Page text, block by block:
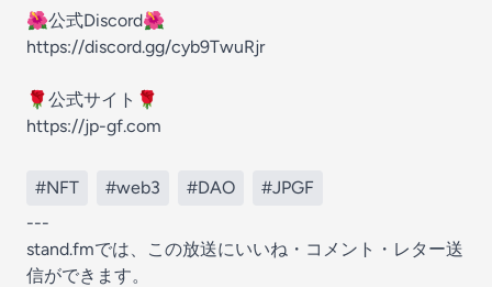
🌺公式Discord🌺
https://discord.gg/cyb9TwuRjr
🌹公式サイト🌹
https://jp-gf.com
#NFT #web3 #DAO
#JPGF
---
stand.fmでは、この放送にいいね・コメント・レター送
信ができます。